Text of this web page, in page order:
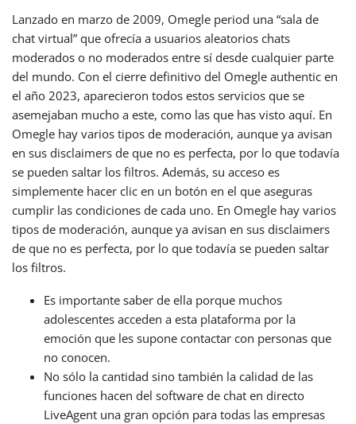
Lanzado en marzo de 2009, Omegle period una “sala de
chat virtual” que ofrecía a usuarios aleatorios chats
moderados o no moderados entre sí desde cualquier parte
del mundo. Con el cierre definitivo del Omegle authentic en
el año 2023, aparecieron todos estos servicios que se
asemejaban mucho a este, como las que has visto aquí. En
Omegle hay varios tipos de moderación, aunque ya avisan
en sus disclaimers de que no es perfecta, por lo que todavía
se pueden saltar los filtros. Además, su acceso es
simplemente hacer clic en un botón en el que aseguras
cumplir las condiciones de cada uno. En Omegle hay varios
tipos de moderación, aunque ya avisan en sus disclaimers
de que no es perfecta, por lo que todavía se pueden saltar
los filtros.
Es importante saber de ella porque muchos
adolescentes acceden a esta plataforma por la
emoción que les supone contactar con personas que
no conocen.
No sólo la cantidad sino también la calidad de las
funciones hacen del software de chat en directo
LiveAgent una gran opción para todas las empresas